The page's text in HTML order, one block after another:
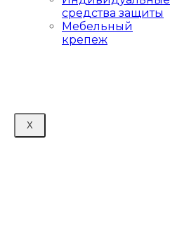
средства защиты
Мебельный
крепеж
X